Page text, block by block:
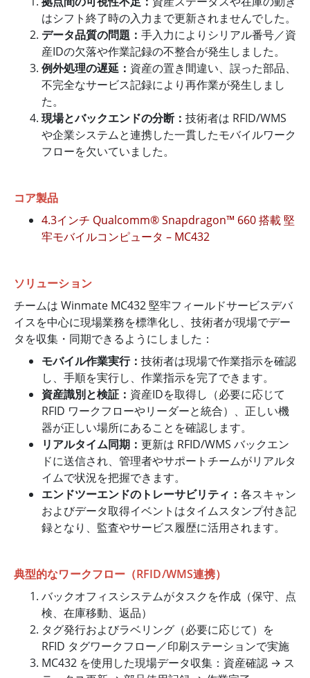
はシフト終了時の入力まで更新されませんでした。
データ品質の問題： 手入力によりシリアル番号／資
産IDの欠落や作業記録の不整合が発生しました。
例外処理の遅延： 資産の置き間違い、誤った部品、
不完全なサービス記録により再作業が発生しまし
た。
現場とバックエンドの分断： 技術者は RFID/WMS
や企業システムと連携した一貫したモバイルワーク
フローを欠いていました。
コア製品
4.3インチ Qualcomm® Snapdragon™ 660 搭載 堅
牢モバイルコンピュータ – MC432
ソリューション
チームは Winmate MC432 堅牢フィールドサービスデバ
イスを中心に現場業務を標準化し、技術者が現場でデー
タを収集・同期できるようにしました：
モバイル作業実行： 技術者は現場で作業指示を確認
し、手順を実行し、作業指示を完了できます。
資産識別と検証： 資産IDを取得し（必要に応じて
RFID ワークフローやリーダーと統合）、正しい機
器が正しい場所にあることを確認します。
リアルタイム同期： 更新は RFID/WMS バックエン
ドに送信され、管理者やサポートチームがリアルタ
イムで状況を把握できます。
エンドツーエンドのトレーサビリティ： 各スキャン
およびデータ取得イベントはタイムスタンプ付き記
録となり、監査やサービス履歴に活用されます。
典型的なワークフロー（RFID/WMS連携）
バックオフィスシステムがタスクを作成（保守、点
検、在庫移動、返品）
タグ発行およびラベリング（必要に応じて）を
RFID タグワークフロー／印刷ステーションで実施
MC432 を使用した現場データ収集：資産確認 → ス